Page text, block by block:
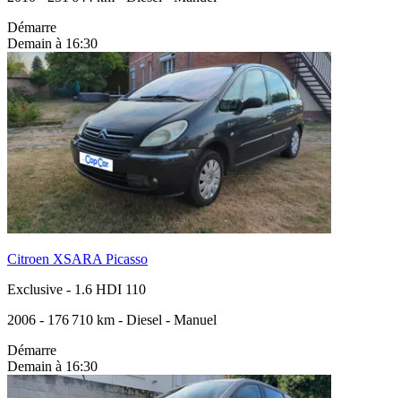
Démarre
Demain à 16:30
Citroen XSARA Picasso
Exclusive - 1.6 HDI 110
2006 - 176 710 km - Diesel - Manuel
Démarre
Demain à 16:30